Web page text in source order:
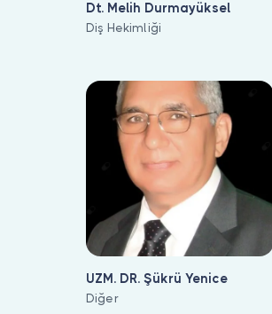
Dt. Melih Durmayüksel
Diş Hekimliği
UZM. DR. Şükrü Yenice
Diğer